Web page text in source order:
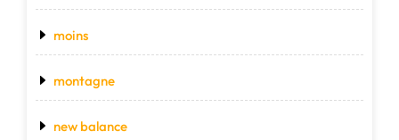
moins
montagne
new balance